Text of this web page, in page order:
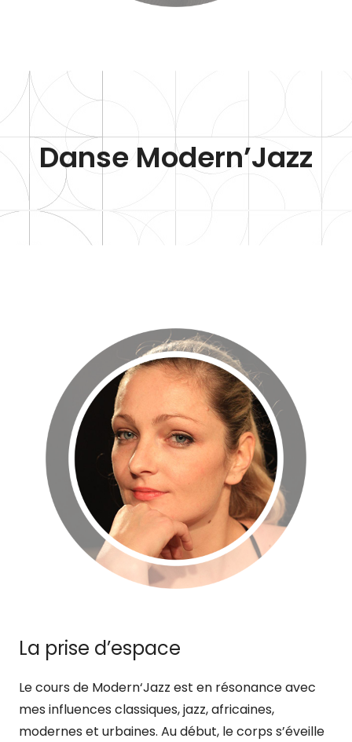
Danse Modern’Jazz
La prise d’espace
Le cours de Modern‘Jazz est en résonance avec
mes influences classiques, jazz, africaines,
modernes et urbaines. Au début, le corps s’éveille